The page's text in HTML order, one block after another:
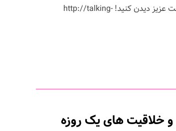
یوتیوب به اشتراک بگذارید. حتما از سایت این درخت عزیز دیدن کنید! http://talking-
طراح انگلیسی Dominic Wilcox و خلاقیت های یک روزه